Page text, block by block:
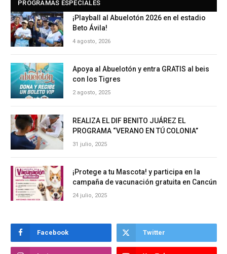
PROGRAMAS ESPECIALES
¡Playball al Abuelotón 2026 en el estadio
Beto Ávila!
4 agosto, 2026
Apoya al Abuelotón y entra GRATIS al beis
con los Tigres
2 agosto, 2025
REALIZA EL DIF BENITO JUÁREZ EL
PROGRAMA “VERANO EN TÚ COLONIA”
31 julio, 2025
¡Protege a tu Mascota! y participa en la
campaña de vacunación gratuita en Cancún
24 julio, 2025
Facebook Twitter